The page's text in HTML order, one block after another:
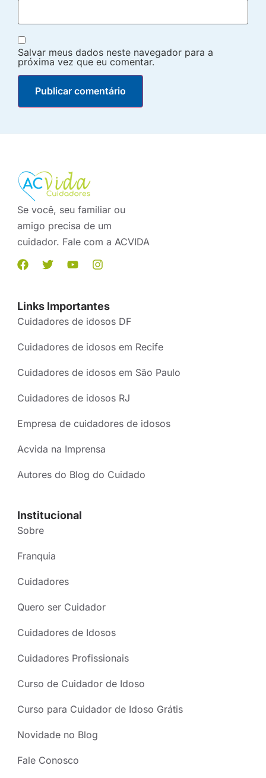
Salvar meus dados neste navegador para a
próxima vez que eu comentar.
Se você, seu familiar ou
amigo precisa de um
cuidador. Fale com a ACVIDA
Links Importantes
Cuidadores de idosos DF
Cuidadores de idosos em Recife
Cuidadores de idosos em São Paulo
Cuidadores de idosos RJ
Empresa de cuidadores de idosos
Acvida na Imprensa
Autores do Blog do Cuidado
Institucional
Sobre
Franquia
Cuidadores
Quero ser Cuidador
Cuidadores de Idosos
Cuidadores Profissionais
Curso de Cuidador de Idoso
Curso para Cuidador de Idoso Grátis
Novidade no Blog
Fale Conosco